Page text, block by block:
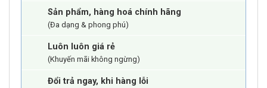
Sản phẩm, hàng hoá chính hãng
(Đa dạng & phong phú)
Luôn luôn giá rẻ
(Khuyến mãi không ngừng)
Đổi trả ngay, khi hàng lỗi